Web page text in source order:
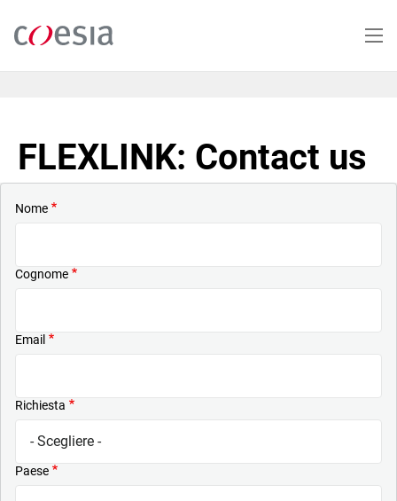
contenuto
FLEXLINK: Contact us
Nome
Cognome
Email
Richiesta
Paese